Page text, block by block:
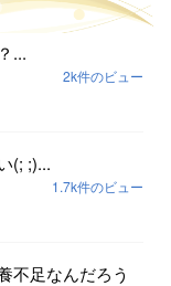
...
2k件のビュー
(; ;)...
1.7k件のビュー
不足なんだろう